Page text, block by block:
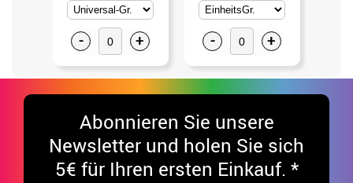
- + - +
Abonnieren Sie unsere
Newsletter und holen Sie sich
5€ für Ihren ersten Einkauf. *